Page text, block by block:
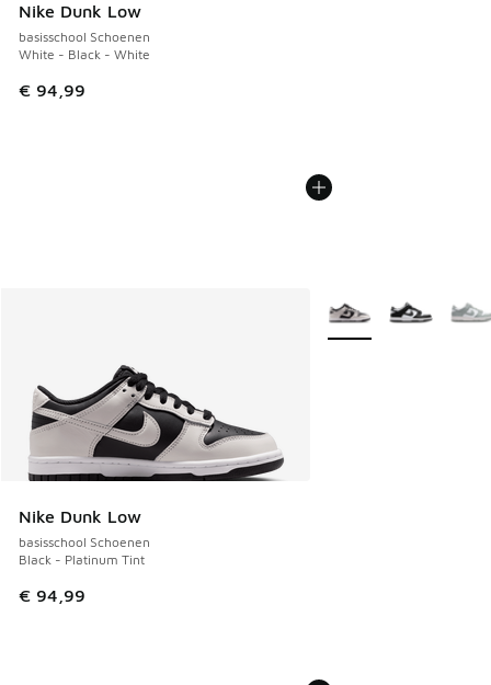
Nike Dunk Low
basisschool Schoenen
White - Black - White
€ 94,99
Nike Dunk Low
basisschool Schoenen
Black - Platinum Tint
€ 94,99
Meer kleuren